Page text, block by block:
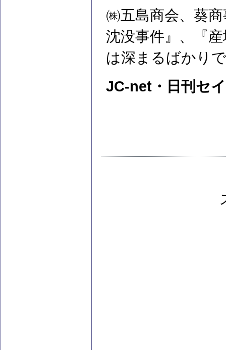
㈱五島商会、葵
沈没事件』、『
は深まるばかり
JC-net・日刊セ